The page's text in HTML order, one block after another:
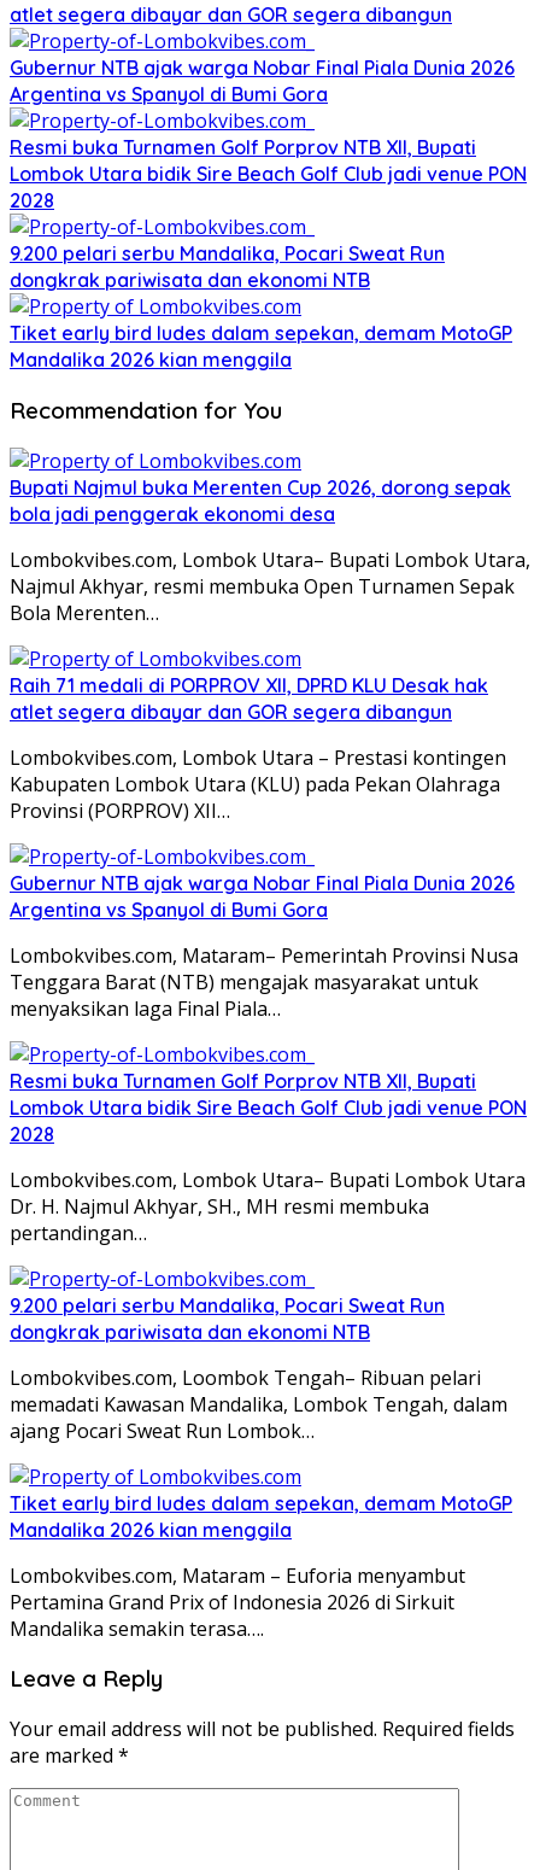
atlet segera dibayar dan GOR segera dibangun
Gubernur NTB ajak warga Nobar Final Piala Dunia 2026
Argentina vs Spanyol di Bumi Gora
Resmi buka Turnamen Golf Porprov NTB XII, Bupati
Lombok Utara bidik Sire Beach Golf Club jadi venue PON
2028
9.200 pelari serbu Mandalika, Pocari Sweat Run
dongkrak pariwisata dan ekonomi NTB
Tiket early bird ludes dalam sepekan, demam MotoGP
Mandalika 2026 kian menggila
Recommendation for You
Bupati Najmul buka Merenten Cup 2026, dorong sepak
bola jadi penggerak ekonomi desa
Lombokvibes.com, Lombok Utara– Bupati Lombok Utara,
Najmul Akhyar, resmi membuka Open Turnamen Sepak
Bola Merenten…
Raih 71 medali di PORPROV XII, DPRD KLU Desak hak
atlet segera dibayar dan GOR segera dibangun
Lombokvibes.com, Lombok Utara – Prestasi kontingen
Kabupaten Lombok Utara (KLU) pada Pekan Olahraga
Provinsi (PORPROV) XII…
Gubernur NTB ajak warga Nobar Final Piala Dunia 2026
Argentina vs Spanyol di Bumi Gora
Lombokvibes.com, Mataram– Pemerintah Provinsi Nusa
Tenggara Barat (NTB) mengajak masyarakat untuk
menyaksikan laga Final Piala…
Resmi buka Turnamen Golf Porprov NTB XII, Bupati
Lombok Utara bidik Sire Beach Golf Club jadi venue PON
2028
Lombokvibes.com, Lombok Utara– Bupati Lombok Utara
Dr. H. Najmul Akhyar, SH., MH resmi membuka
pertandingan…
9.200 pelari serbu Mandalika, Pocari Sweat Run
dongkrak pariwisata dan ekonomi NTB
Lombokvibes.com, Loombok Tengah– Ribuan pelari
memadati Kawasan Mandalika, Lombok Tengah, dalam
ajang Pocari Sweat Run Lombok…
Tiket early bird ludes dalam sepekan, demam MotoGP
Mandalika 2026 kian menggila
Lombokvibes.com, Mataram – Euforia menyambut
Pertamina Grand Prix of Indonesia 2026 di Sirkuit
Mandalika semakin terasa….
Leave a Reply
Your email address will not be published. Required fields
are marked *